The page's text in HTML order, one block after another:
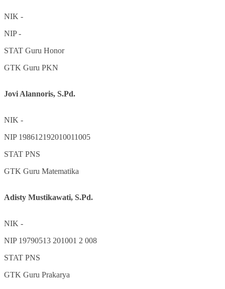
NIK -
NIP-
STAT Guru Honor
GTK Guru PKN
Jovi Alannoris, S.Pd.
NIK -
NIP 198612192010011005
STAT PNS
GTK Guru Matematika
Adisty Mustikawati, S.Pd.
NIK -
NIP 19790513 201001 2 008
STAT PNS
GTK Guru Prakarya